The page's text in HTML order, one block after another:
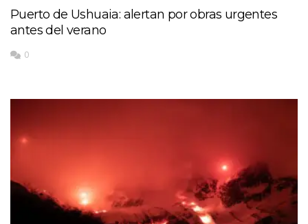
Puerto de Ushuaia: alertan por obras urgentes
antes del verano
0